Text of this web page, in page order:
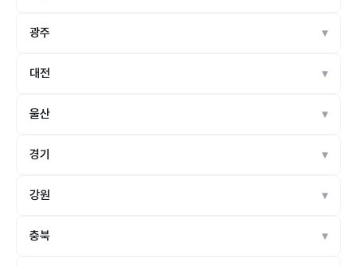
광주
대전
울산
경기
강원
충북